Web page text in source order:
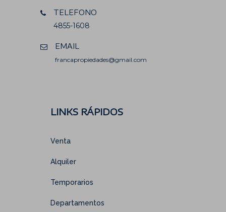
TELEFONO
4855-1608
EMAIL
francapropiedades@gmail.com
LINKS RÁPIDOS
Venta
Alquiler
Temporarios
Departamentos